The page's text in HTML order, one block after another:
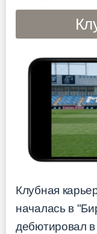
Клубная
началась в
дебютировал в